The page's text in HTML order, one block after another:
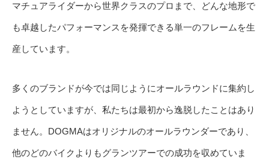
マチュアライダーから世界クラスのプロまで、どんな地形で
も卓越したパフォーマンスを発揮できる単一のフレームを生
産しています。
多くのブランドが今では同じようにオールラウンドに集約し
ようとしていますが、私たちは最初から逸脱したことはあり
ません。DOGMAはオリジナルのオールラウンダーであり、
他のどのバイクよりもグランツアーでの成功を収めていま